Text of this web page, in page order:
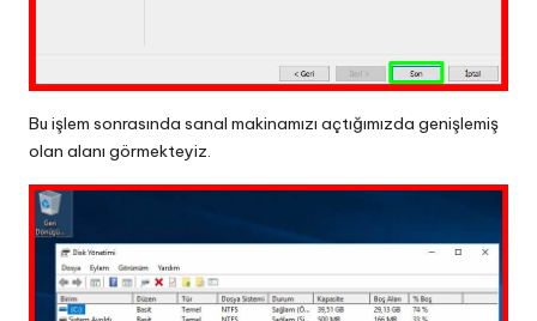
Bu işlem sonrasında sanal makinamızı açtığımızda genişlemiş
olan alanı görmekteyiz.